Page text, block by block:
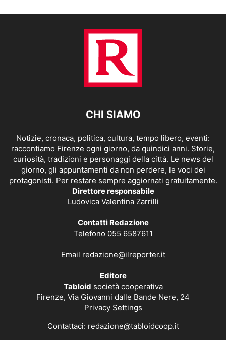
CHI SIAMO
Notizie, cronaca, politica, cultura, tempo libero, eventi:
raccontiamo Firenze ogni giorno, da quindici anni. Storie,
curiosità, tradizioni e personaggi della città. Le news del
giorno, gli appuntamenti da non perdere, le voci dei
protagonisti. Per restare sempre aggiornati gratuitamente.
Direttore responsabile
Ludovica Valentina Zarrilli
Contatti Redazione
Telefono 055 6587611
Email redazione@ilreporter.it
Editore
Tabloid società cooperativa
Firenze, Via Giovanni dalle Bande Nere, 24
Privacy Settings
Contattaci: redazione@tabloidcoop.it